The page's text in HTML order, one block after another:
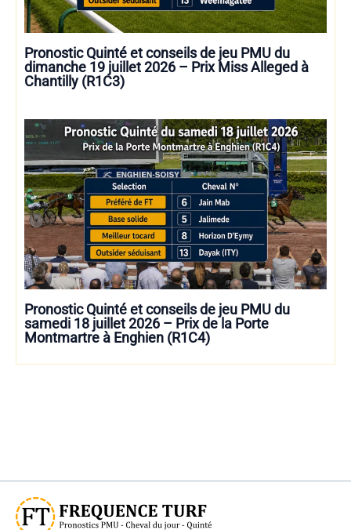
Pronostic Quinté et conseils de jeu PMU du
dimanche 19 juillet 2026 – Prix Miss Alleged à
Chantilly (R1C3)
Pronostic Quinté et conseils de jeu PMU du
samedi 18 juillet 2026 – Prix de la Porte
Montmartre à Enghien (R1C4)